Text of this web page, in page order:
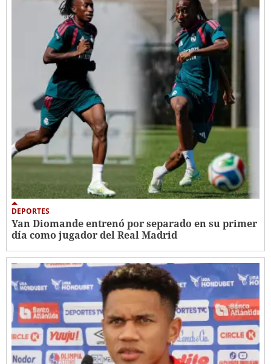
DEPORTES
Yan Diomande entrenó por separado en su primer
día como jugador del Real Madrid